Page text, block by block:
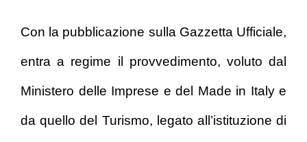
Con la pubblicazione sulla Gazzetta Ufficiale,
entra a regime il provvedimento, voluto dal
Ministero delle Imprese e del Made in Italy e
da quello del Turismo, legato all’istituzione di